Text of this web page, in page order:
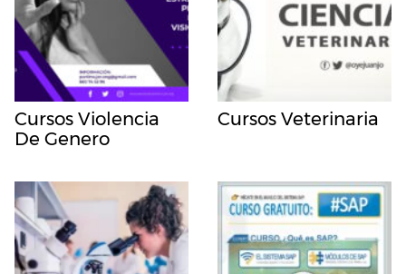
Cursos Violencia
De Genero
Cursos Veterinaria